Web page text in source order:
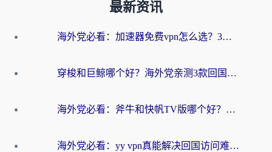
最新资讯
海外党必看：加速器免费vpn怎么选？3步教你无缝访问国内资源
穿梭和巨鲸哪个好？海外党亲测3款回国加速器，教你避开90%的坑
海外党必看：斧牛和快帆TV版哪个好？3分钟选对回国加速器，无缝刷B站、追热剧
海外党必看：yy vpn真能解决回国访问难题？附云极initap测评+免费方案对比